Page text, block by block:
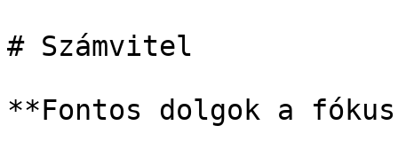
# Számvitel
**Fontos dolgok a